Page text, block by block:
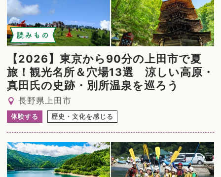
読みもの
【2026】東京から90分の上田市で夏
旅！観光名所＆穴場13選 涼しい高原・
真田氏の史跡・別所温泉を巡ろう
長野県上田市
体験する 歴史・文化を感じる